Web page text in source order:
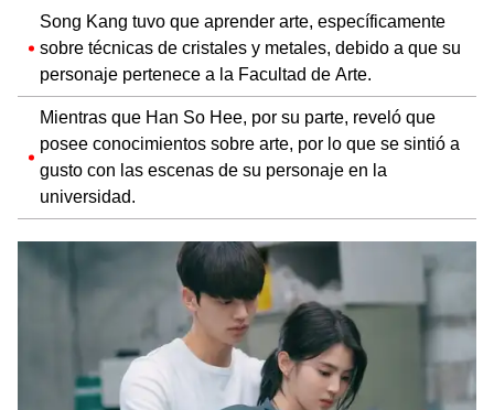
Song Kang tuvo que aprender arte, específicamente
sobre técnicas de cristales y metales, debido a que su
personaje pertenece a la Facultad de Arte.
Mientras que Han So Hee, por su parte, reveló que
posee conocimientos sobre arte, por lo que se sintió a
gusto con las escenas de su personaje en la
universidad.